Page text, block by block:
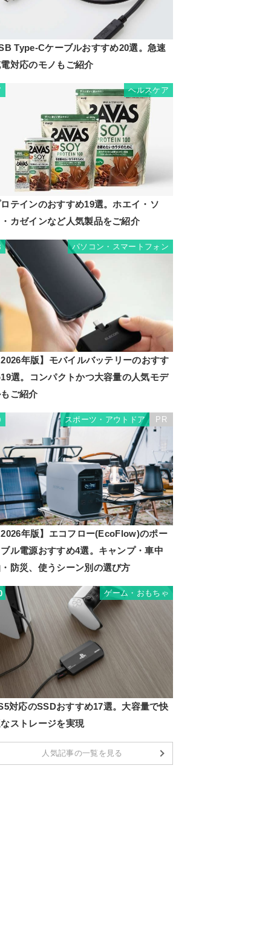
Type-Cケーブルおすすめ20選。急速
対応のモノもご紹介
ヘルスケア
テインのおすすめ19選。ホエイ・ソ
カゼインなど人気製品をご紹介
パソコン・スマートフォン
年版】モバイルバッテリーのおすす
選。コンパクトかつ大容量の人気モデ
ご紹介
スポーツ・アウトドア PR
年版】エコフロー(EcoFlow)のポー
ル電源おすすめ4選。キャンプ・車中
防災、使うシーン別の選び方
ゲーム・おもちゃ
対応のSSDおすすめ17選。大容量で快
ストレージを実現
人気記事の一覧を見る